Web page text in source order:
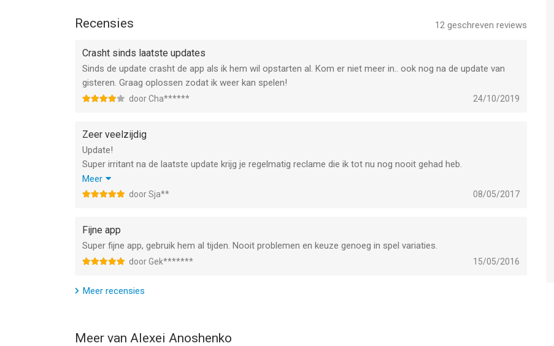
Deze fantastische solitaire-collectie biedt offline solitaire-gameplay, wat betekent dat je altijd en overal kunt
genieten van je favoriete kaartspellen, zonder internetverbinding.
Download nu meer dan 250 solitaires en ontdek een wereld vol eindeloos solitaire-plezier!
250+ Solitaires van Alexei Anoshenko is een app voor iPhone, iPad en iPod touch met iOS versie 14.0 of hoger,
geschikt bevonden voor gebruikers met leeftijden vanaf
Informatie voor 250+ Solitairesis het laatst vergeleken op 6 Aug om 06:10.
12 geschreven reviews
Recensies
Crasht sinds laatste updates
Sinds de update crasht de app als ik hem wil opstarten al. Kom er niet meer in.. ook nog na de update van
gisteren. Graag oplossen zodat ik weer kan spelen!
door Cha****** 24/10/2019
Zeer veelzijdig
Update!
Super irritant na de laatste update krijg je regelmatig reclame die ik tot nu nog nooit gehad heb.
Voor mij is de lol er af!
Zeer fijne app met al de kaartspellen die je je maar kunt wensen.
Meer
door Sja** 08/05/2017
Fijne app
Super fijne app, gebruik hem al tijden. Nooit problemen en keuze genoeg in spel variaties.
door Gek******* 15/05/2016
Meer recensies
Meer van Alexei Anoshenko